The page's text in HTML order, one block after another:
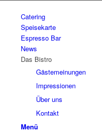
Catering
Speisekarte
Espresso Bar
News
Das Bistro
Gästemeinungen
Impressionen
Über uns
Kontakt
Menü